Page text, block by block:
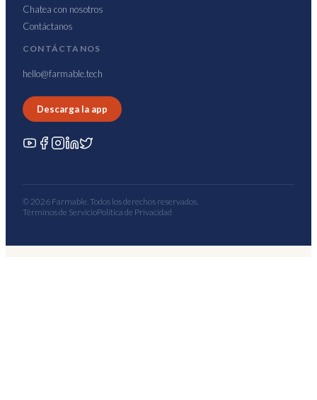
Chatea con nosotros
Contáctanos
CONTÁCTANOS
hello@farmable.tech
Descarga la app
© 2026 Farmable. Todos los derechos reservados.
Términos de ServicioPolítica de Privacidad